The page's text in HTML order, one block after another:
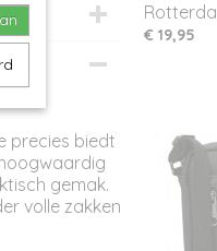
precies biedt
gemak.
volle zakken
€ 19,95